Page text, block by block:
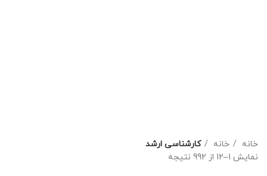
خانه خانه
کارشناسی ارشد
نمایش 1–12 از 992 نتیجه